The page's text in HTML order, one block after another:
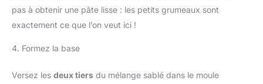
pas à obtenir une pâte lisse : les petits grumeaux sont
exactement ce que l’on veut ici !
4. Formez la base
Versez les deux tiers du mélange sablé dans le moule